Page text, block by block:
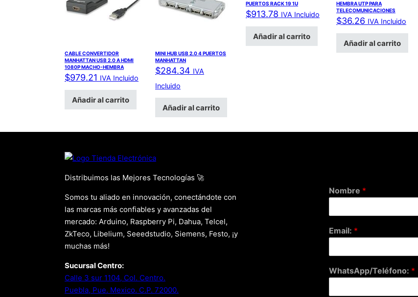
CABLE CONVERTIDOR
MANHATTAN USB 2.0 A HDMI
1080P MACHO-HEMBRA
$979.21 IVA Incluido
Añadir al carrito
MINI HUB USB 2.0 4 PUERTOS
MANHATTAN
$284.34 IVA
Incluido
Añadir al carrito
PUERTOS RACK 19 1U
$913.78 IVA Incluido
Añadir al carrito
HEMBRA UTP PARA
TELECOMUNICACIONES
$36.26 IVA Incluido
Añadir al carrito
Distribuimos las Mejores Tecnologías 🚀
Somos tu aliado en innovación, conectándote con
las marcas más confiables y avanzadas del
mercado: Arduino, Raspberry Pi, Dahua, Telcel,
ZkTeco, Libelium, Seeedstudio, Siemens, Festo, ¡y
muchas más!
Sucursal Centro:
Calle 3 sur 1104, Col. Centro.
Puebla, Pue. Mexico. C.P. 72000.
Nombre *
Email: *
WhatsApp/Teléfono: *